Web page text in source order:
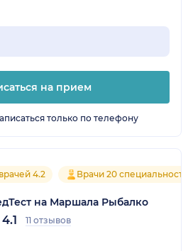
на прием
только по телефону
4.2 Врачи 20
на Маршала Рыбалко
4.1 11 отзывов